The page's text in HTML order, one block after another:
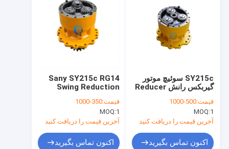
Sany SY215c RG14
Swing Reduction
13275862 60010554
درایو با سرعت پایین تر
قیمت:350-1000
MOQ:1
آخرین قیمت را دریافت کنید
اکنون تماس بگیرید
SY215c سوئیچ موتور
گیربکس رانش Reducer
Excavator
قیمت:500-1000
MOQ:1
آخرین قیمت را دریافت کنید
اکنون تماس بگیرید